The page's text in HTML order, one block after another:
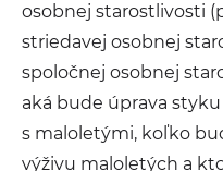
osobnej starostlivosti
striedavej osobnej
spoločnej osobnej
aká bude úprava
s maloletými, koľko
výživu maloletých a